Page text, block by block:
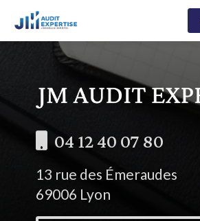
contenu
04 12 40 07 80
13 rue des Émeraudes
69006 Lyon